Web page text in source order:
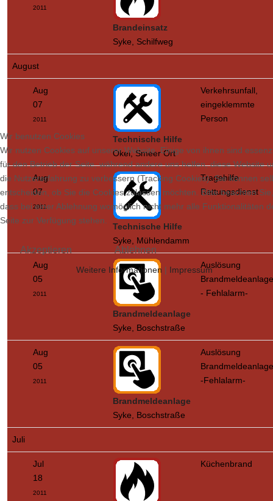
2011
Brandeinsatz
Syke, Schilfweg
August
Aug
07
2011
Technische Hilfe
Okel, Smeer Ort
Verkehrsunfall,
eingeklemmte
Person
Aug
07
2011
Technische Hilfe
Syke, Mühlendamm
Tragehilfe
Rettungsdienst
Aug
05
2011
Brandmeldeanlage
Syke, Boschstraße
Auslösung
Brandmeldeanlage
- Fehlalarm-
Aug
05
2011
Brandmeldeanlage
Syke, Boschstraße
Auslösung
Brandmeldeanlage
-Fehlalarm-
Juli
Jul
18
2011
Küchenbrand
Wir benutzen Cookies
Wir nutzen Cookies auf unserer Website. Einige von ihnen sind
für den Betrieb der Seite, während andere uns helfen, diese Website
die Nutzererfahrung zu verbessern (Tracking Cookies). Sie können
entscheiden, ob Sie die Cookies zulassen möchten. Bitte beachten Sie,
dass bei einer Ablehnung womöglich nicht mehr alle Funktionalitäten
Seite zur Verfügung stehen.
Akzeptieren Ablehnen
Weitere Informationen | Impressum